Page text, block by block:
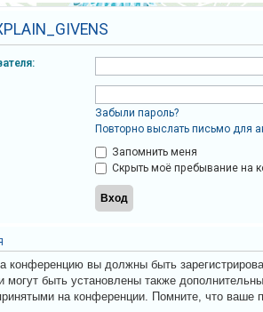
Забыли пароль?
Повторно выслать письмо для
Запомнить меня
Скрыть моё пребывание на
конференцию вы должны быть
могут быть установлены также
на конференции. Помните, что ваше